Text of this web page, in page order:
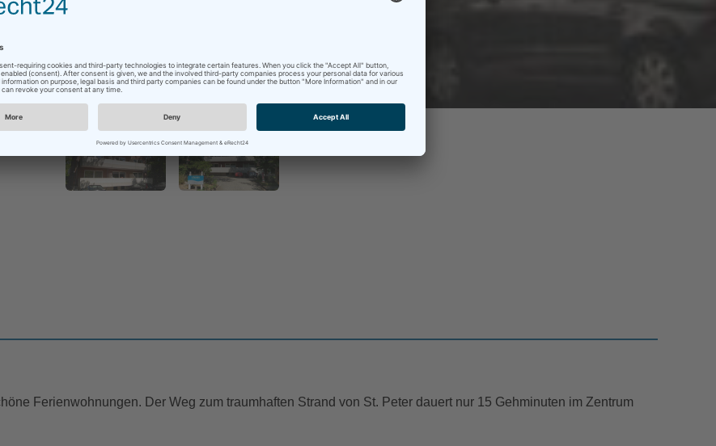
Ferienwohnungen. Der Weg zum traumhaften Strand von St. Peter dauert nur 15 Gehminuten im Zentrum